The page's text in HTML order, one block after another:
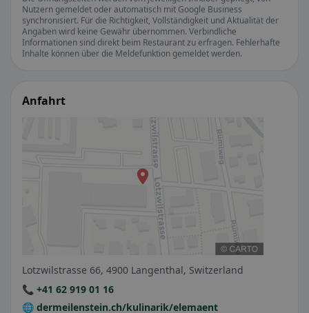
Nutzern gemeldet oder automatisch mit Google Business
synchronisiert. Für die Richtigkeit, Vollständigkeit und Aktualität der
Angaben wird keine Gewähr übernommen. Verbindliche
Informationen sind direkt beim Restaurant zu erfragen. Fehlerhafte
Inhalte können über die Meldefunktion gemeldet werden.
Anfahrt
Lotzwilstrasse 66, 4900 Langenthal, Switzerland
📞 +41 62 919 01 16
🌐 dermeilenstein.ch/kulinarik/elemaent